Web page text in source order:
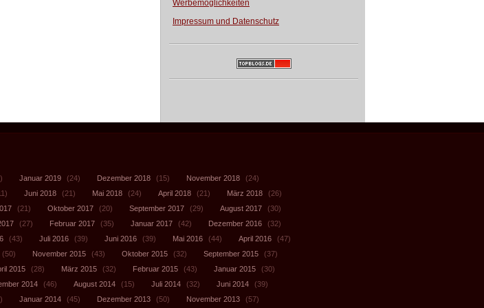
Werbemöglichkeiten
Impressum und Datenschutz
Januar 2019 (24) Dezember 2018 (15) November 2018
(24)
Juni 2018 (21) Mai 2018 (24) April 2018 (21) März 2018
(26)
(21) Oktober 2017 (20) September 2017 (29) August 2017
(30)
(27) Februar 2017 (35) Januar 2017 (42) Dezember 2016
(32)
(43) Juli 2016 (39) Juni 2016 (39) Mai 2016 (44) April 2016
(47)
(50) November 2015 (43) Oktober 2015 (32) September 2015
(37)
2015 (28) März 2015 (32) Februar 2015 (43) Januar 2015
(30)
2014 (46) August 2014 (15) Juli 2014 (32) Juni 2014
(39)
Januar 2014 (45) Dezember 2013 (50) November 2013 (57)